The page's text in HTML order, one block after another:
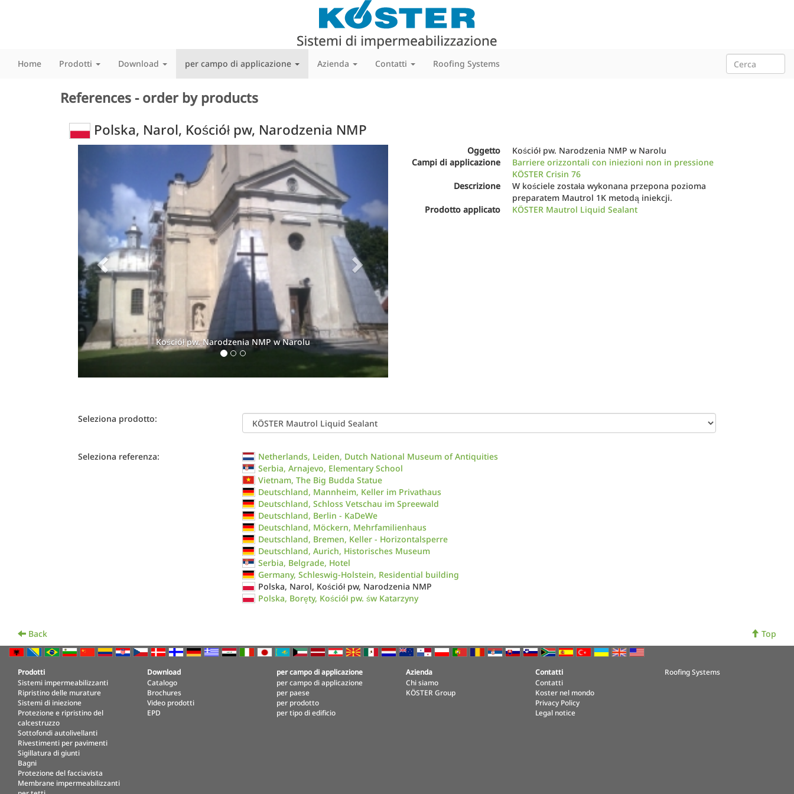
Home Prodotti Download per campo di applicazione Azienda Contatti Roofing Systems
References - order by products
Polska, Narol, Kościół pw, Narodzenia NMP
Kościół pw. Narodzenia NMP w Narolu
Oggetto
Kościół pw. Narodzenia NMP w Narolu
Campi di applicazione
Barriere orizzontali con iniezioni non in pressione
KÖSTER Crisin 76
Descrizione
W kościele została wykonana przepona pozioma
preparatem Mautrol 1K metodą iniekcji.
Prodotto applicato
KÖSTER Mautrol Liquid Sealant
Seleziona prodotto:
Seleziona referenza:
Netherlands, Leiden, Dutch National Museum of Antiquities
Serbia, Arnajevo, Elementary School
Vietnam, The Big Budda Statue
Deutschland, Mannheim, Keller im Privathaus
Deutschland, Schloss Vetschau im Spreewald
Deutschland, Berlin - KaDeWe
Deutschland, Möckern, Mehrfamilienhaus
Deutschland, Bremen, Keller - Horizontalsperre
Deutschland, Aurich, Historisches Museum
Serbia, Belgrade, Hotel
Germany, Schleswig-Holstein, Residential building
Polska, Narol, Kościół pw, Narodzenia NMP
Polska, Boręty, Kościół pw. św Katarzyny
Back Top
Prodotti
Sistemi impermeabilizzanti
Ripristino delle murature
Sistemi di iniezione
Protezione e ripristino del
calcestruzzo
Sottofondi autolivellanti
Rivestimenti per pavimenti
Sigillatura di giunti
Bagni
Protezione del facciavista
Membrane impermeabilizzanti
Download
Catalogo
Brochures
Video prodotti
EPD
per campo di applicazione
per campo di applicazione
per paese
per prodotto
per tipo di edificio
Azienda
Chi siamo
KÖSTER Group
Contatti
Contatti
Koster nel mondo
Privacy Policy
Legal notice
Roofing Systems